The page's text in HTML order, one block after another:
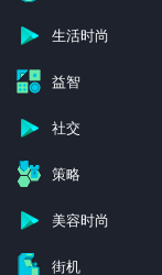
生活时尚
益智
社交
策略
美容时尚
街机